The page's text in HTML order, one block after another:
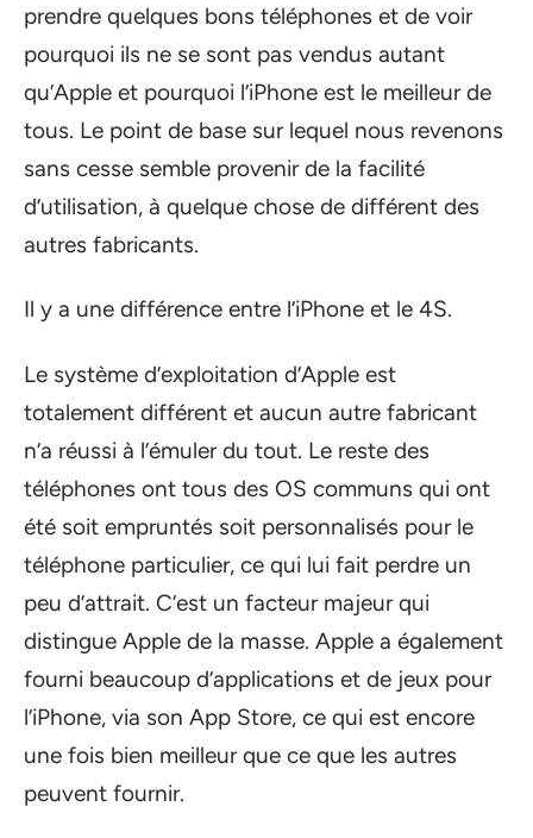
prendre quelques bons téléphones et de voir
pourquoi ils ne se sont pas vendus autant
qu’Apple et pourquoi l’iPhone est le meilleur de
tous. Le point de base sur lequel nous revenons
sans cesse semble provenir de la facilité
d’utilisation, à quelque chose de différent des
autres fabricants.
Il y a une différence entre l’iPhone et le 4S.
Le système d’exploitation d’Apple est
totalement différent et aucun autre fabricant
n’a réussi à l’émuler du tout. Le reste des
téléphones ont tous des OS communs qui ont
été soit empruntés soit personnalisés pour le
téléphone particulier, ce qui lui fait perdre un
peu d’attrait. C’est un facteur majeur qui
distingue Apple de la masse. Apple a également
fourni beaucoup d’applications et de jeux pour
l’iPhone, via son App Store, ce qui est encore
une fois bien meilleur que ce que les autres
peuvent fournir.